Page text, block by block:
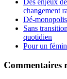
changement
Dé-
Sans
quotidien
Pour un
Commentaires